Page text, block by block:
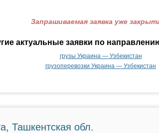
Запрашиваемая заявка уже
актуальные заявки по
грузы Украина — Узбекистан
грузоперевозки Украина — Узбекистан
Ташкентская обл.